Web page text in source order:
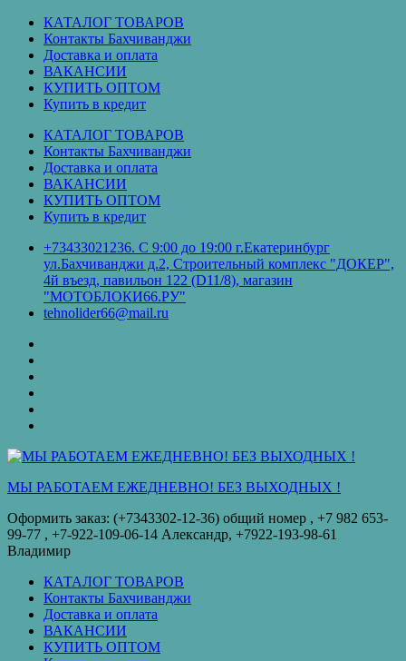
Перейти
содержимому
КАТАЛОГ ТОВАРОВ
Контакты Бахчиванджи
Доставка и оплата
ВАКАНСИИ
КУПИТЬ ОПТОМ
Купить в кредит
КАТАЛОГ ТОВАРОВ
Контакты Бахчиванджи
Доставка и оплата
ВАКАНСИИ
КУПИТЬ ОПТОМ
Купить в кредит
+73433021236. С 9:00 до 19:00 г.Екатеринбург
ул.Бахчиванджи д.2, Строительный комплекс "ДОКЕР",
4й въезд, павильон 122 (D11/8), магазин
"МОТОБЛОКИ66.РУ"
tehnolider66@mail.ru
кредит
МЫ РАБОТАЕМ ЕЖЕДНЕВНО! БЕЗ ВЫХОДНЫХ !
Оформить заказ: (+7343302-12-36) общий номер , ‪+7 982 653-
99-77‬ , +7-922-109-06-14 Александр, +7922-193-98-61
Владимир
КАТАЛОГ ТОВАРОВ
Контакты Бахчиванджи
Доставка и оплата
ВАКАНСИИ
КУПИТЬ ОПТОМ